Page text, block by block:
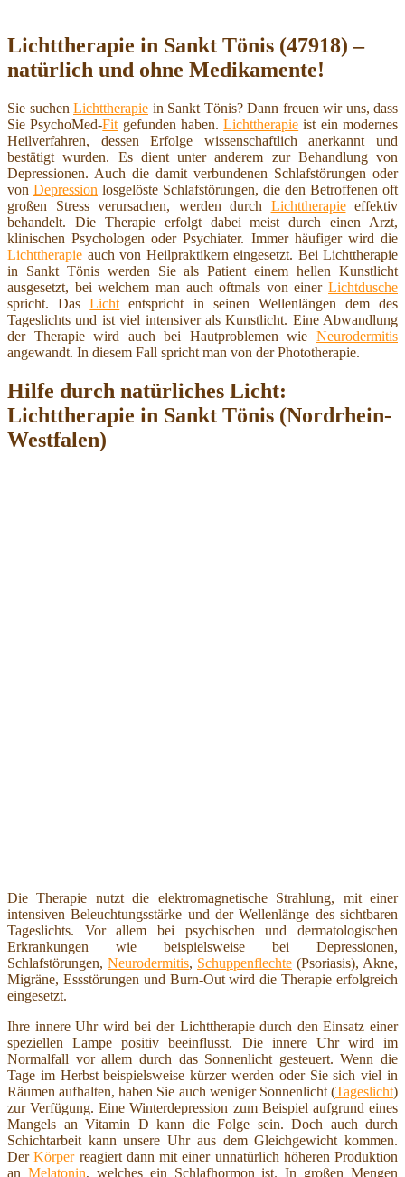
Lichttherapie in Sankt Tönis (47918) –
natürlich und ohne Medikamente!
Sie suchen Lichttherapie in Sankt Tönis? Dann freuen wir uns, dass
Sie PsychoMed-Fit gefunden haben.Lichttherapie ist ein modernes
Heilverfahren, dessen Erfolge wissenschaftlich anerkannt und
bestätigt wurden. Es dient unter anderem zur Behandlung von
Depressionen. Auch die damit verbundenen Schlafstörungen oder
von Depression losgelöste Schlafstörungen, die den Betroffenen oft
großen Stress verursachen, werden durch Lichttherapieeffektiv
behandelt. Die Therapie erfolgt dabei meist durch einen Arzt,
klinischen Psychologen oder Psychiater. Immer häufiger wird die
Lichttherapie auch von Heilpraktikern eingesetzt. Bei Lichttherapie
in Sankt Tönis werden Sie als Patient einem hellen Kunstlicht
ausgesetzt, bei welchem man auch oftmals von einer Lichtdusche
spricht. DasLicht entspricht in seinen Wellenlängen dem des
Tageslichts und ist viel intensiver als Kunstlicht. Eine Abwandlung
der Therapie wird auch bei Hautproblemen wie Neurodermitis
angewandt. In diesem Fall spricht man von der Phototherapie.
Hilfe durch natürliches Licht:
Lichttherapie in Sankt Tönis (Nordrhein-
Westfalen)
Die Therapie nutzt die elektromagnetische Strahlung, mit einer
intensiven Beleuchtungsstärke und der Wellenlänge des sichtbaren
Tageslichts. Vor allem bei psychischen und dermatologischen
Erkrankungen wie beispielsweise bei Depressionen,
Schlafstörungen, Neurodermitis, Schuppenflechte (Psoriasis), Akne,
Migräne, Essstörungen und Burn-Out wird die Therapie erfolgreich
eingesetzt.
Ihre innere Uhr wird bei der Lichttherapie durch den Einsatz einer
speziellen Lampe positiv beeinflusst. Die innere Uhr wird im
Normalfall vor allem durch das Sonnenlicht gesteuert. Wenn die
Tage im Herbst beispielsweise kürzer werden oder Sie sich viel in
Räumen aufhalten, haben Sie auch weniger Sonnenlicht (Tageslicht)
zur Verfügung. Eine Winterdepression zum Beispiel aufgrund eines
Mangels an Vitamin D kann die Folge sein. Doch auch durch
Schichtarbeit kann unsere Uhr aus dem Gleichgewicht kommen.
DerKörperreagiert dann mit einer unnatürlich höheren Produktion
an Melatonin, welches ein Schlafhormon ist. In großen Mengen